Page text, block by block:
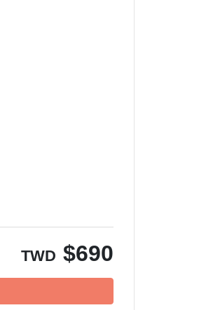
TWD $690